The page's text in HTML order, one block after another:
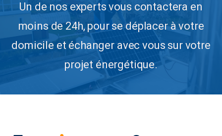
Un de nos experts vous contactera en
moins de 24h, pour se déplacer à votre
domicile et échanger avec vous sur votre
projet énergétique.